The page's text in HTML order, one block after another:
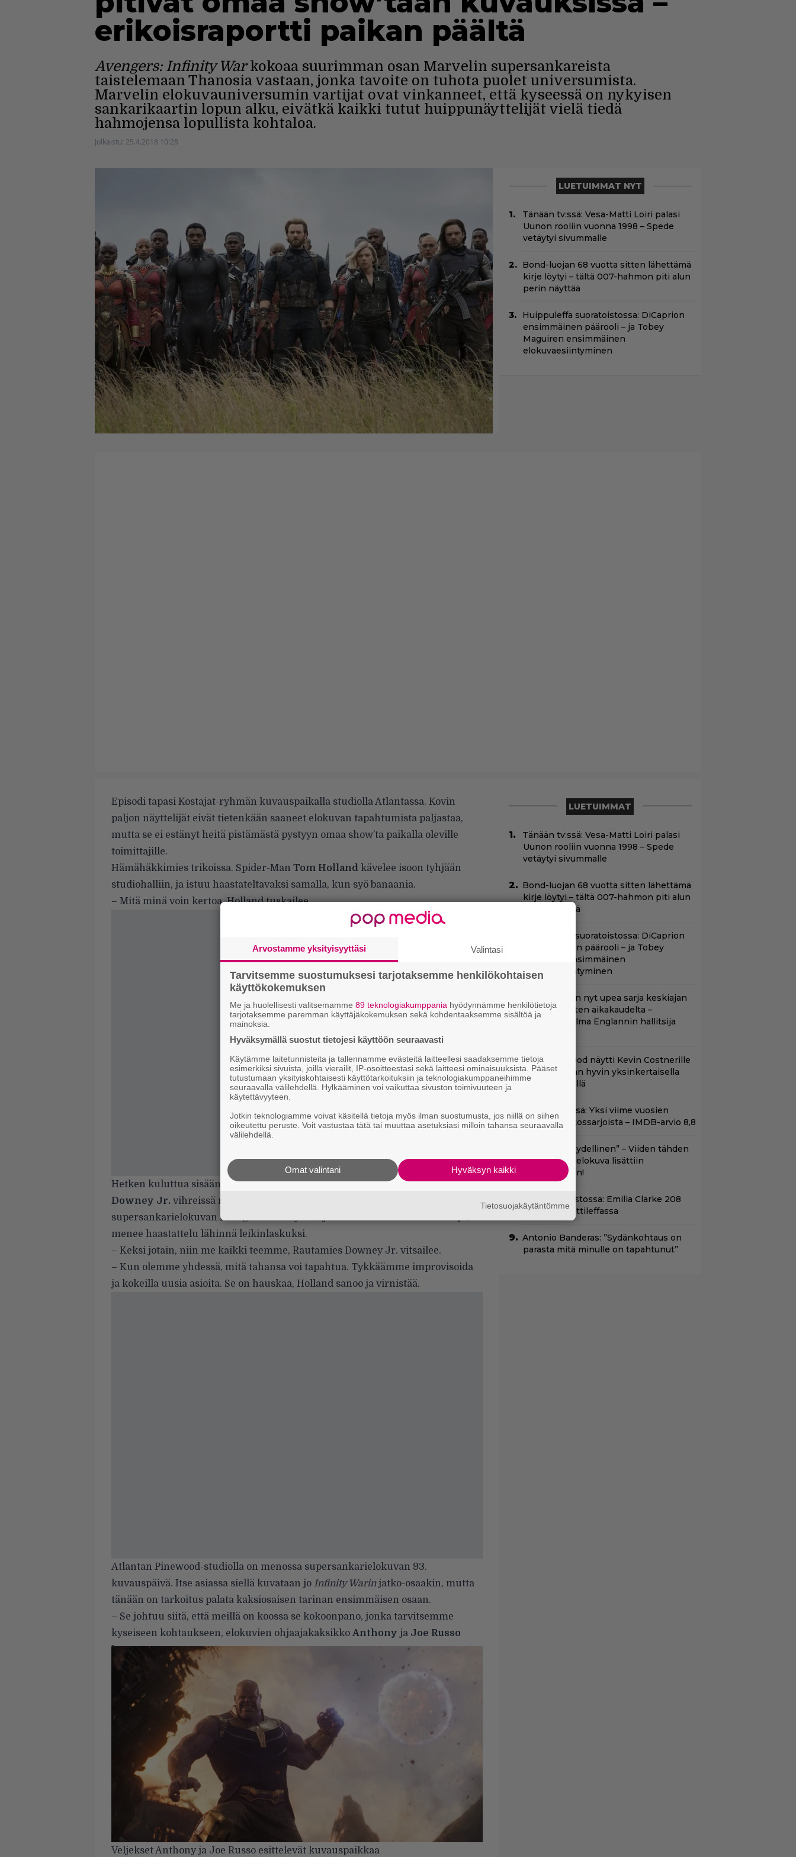
erikoisraportti paikan päältä
Avengers: Infinity Warkokoaa suurimman osan Marvelin supersankareista
taistelemaan Thanosia vastaan, jonka tavoite on tuhota puolet universumista.
Marvelin elokuvauniversumin vartijat ovat vinkanneet, että kyseessä on nykyisen
sankarikaartin lopun alku, eivätkä kaikki tutut huippunäyttelijät vielä tiedä
hahmojensa lopullista kohtaloa.
Julkaistu: 25.4.2018 10:28
LUETUIMMAT NYT
Tänään tv:ssä: Vesa-Matti Loiri palasi
Uunon rooliin vuonna 1998 – Spede
vetäytyi sivummalle
Bond-luojan 68 vuotta sitten lähettämä
kirje löytyi – tältä 007-hahmon piti alun
perin näyttää
Huippuleffa suoratoistossa: DiCaprion
ensimmäinen päärooli – ja Tobey
Maguiren ensimmäinen
elokuvaesiintyminen
Episodi tapasi Kostajat-ryhmän kuvauspaikalla studiolla Atlantassa. Kovin
paljon näyttelijät eivät tietenkään saaneet elokuvan tapahtumista paljastaa,
mutta se ei estänyt heitä pistämästä pystyyn omaa show’ta paikalla oleville
toimittajille.
Hämähäkkimies trikoissa. Spider-Man Tom Holland kävelee isoon tyhjään
studiohalliin, ja istuu haastateltavaksi samalla, kun syö banaania.
– Mitä minä voin kertoa, Holland tuskailee.
Hetken kuluttua sisään astuu Iron Manina jälleen näyttäytyvä
Robert
Downey Jr. vihreissä maastohousuissa ja oranssissa t-paidassa. Koska uuden
supersankarielokuvan Avengers: Infinity War
menee haastattelu lähinnä leikinlaskuksi.
– Keksi jotain, niin me kaikki teemme, Rautamies Downey Jr. vitsailee.
– Kun olemme yhdessä, mitä tahansa voi tapahtua. Tykkäämme improvisoida
ja kokeilla uusia asioita. Se on hauskaa, Holland sanoo ja virnistää.
Atlantan Pinewood-studiolla on menossa supersankarielokuvan 93.
kuvauspäivä. Itse asiassa siellä kuvataan jo Infinity Warinjatko-osaakin, mutta
tänään on tarkoitus palata kaksiosaisen tarinan ensimmäisen osaan.
– Se johtuu siitä, että meillä on koossa se kokoonpano, jonka tarvitsemme
kyseiseen kohtaukseen, elokuvien ohjaajakaksikko Anthony ja Joe Russo
kertovat.
Veljekset Anthony ja Joe Russo esittelevät kuvauspaikkaa
LUETUIMMAT
Tänään tv:ssä: Vesa-Matti Loiri palasi
Uunon rooliin vuonna 1998 – Spede
vetäytyi sivummalle
Bond-luojan 68 vuotta sitten lähettämä
kirje löytyi – tältä 007-hahmon piti alun
perin näyttää
Huippuleffa suoratoistossa: DiCaprion
ensimmäinen päärooli – ja Tobey
Maguiren ensimmäinen
elokuvaesiintyminen
Netflixissä on nyt upea sarja keskiajan
kuninkaallisten aikakaudelta –
keskiössä julma Englannin hallitsija
Clint Eastwood näytti Kevin Costnerille
kaapin paikan hyvin yksinkertaisella
toimenpiteellä
Nyt Netflixissä: Yksi viime vuosien
parhaista rikossarjoista – IMDB-arvio 8,8
”Lajissaan täydellinen” – Viiden tähden
scifitoimintaelokuva lisättiin
suoratoistoon!
Nyt suoratoistossa: Emilia Clarke 208
miljoonan hittileffassa
Antonio Banderas: ”Sydänkohtaus on
parasta mitä minulle on tapahtunut”
Arvostamme yksityisyyttäsi Valintasi
Tarvitsemme suostumuksesi tarjotaksemme henkilökohtaisen
käyttökokemuksen
Me ja huolellisesti valitsemamme 89 teknologiakumppania hyödynnämme henkilötietoja
tarjotaksemme paremman käyttäjäkokemuksen sekä kohdentaaksemme sisältöä ja
mainoksia.
Hyväksymällä suostut tietojesi käyttöön seuraavasti
Käytämme laitetunnisteita ja tallennamme evästeitä laitteellesi saadaksemme tietoja
esimerkiksi sivuista, joilla vierailit, IP-osoitteestasi sekä laitteesi ominaisuuksista. Pääset
tutustumaan yksityiskohtaisesti käyttötarkoituksiin ja teknologiakumppaneihimme
seuraavalla välilehdellä. Hylkääminen voi vaikuttaa sivuston toimivuuteen ja
käytettävyyteen.
Jotkin teknologiamme voivat käsitellä tietoja myös ilman suostumusta, jos niillä on siihen
oikeutettu peruste. Voit vastustaa tätä tai muuttaa asetuksiasi milloin tahansa seuraavalla
välilehdellä.
Hyväksyn kaikki
Omat valintani
Tietosuojakäytäntömme